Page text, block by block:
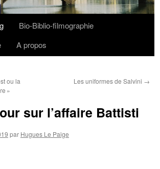
Bio-Biblio-filmographie
A propos
ou la
»
Les uniformes de Salvini →
sur l’affaire Battisti
par Hugues Le Paige